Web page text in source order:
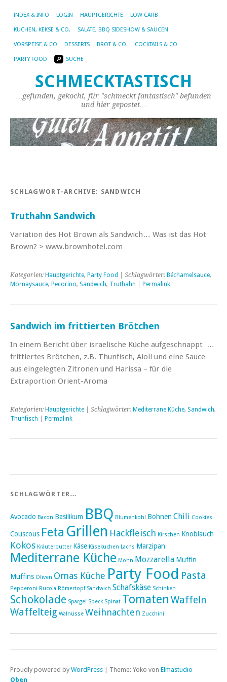
INDEX & INFO LOGIN HAUPTGERICHTE LOW CARB
KUCHEN, KEKSE & CO. SALATE, BBQ SIDESHOW & SAUCEN
VORSPEISE & CO DESSERTS BROT & CO. COCKTAILS & CO
PARTY FOOD SUCHE
SCHMECKTASTISCH
…gefunden, gekocht, für "schmeckt fantastisch" befunden
und hier gepostet…
SCHLAGWORT-ARCHIVE: SANDWICH
Truthahn Sandwich
Variation des Hot Brown als Sandwich… Was ist das Hot
Brown? > www.brownhotel.com
Kategorien: Hauptgerichte, Party Food | Schlagwörter: Béchamelsauce,
Mornaysauce, Pecorino, Sandwich, Truthahn Permalink
Sandwich im frittierten Brötchen
In einem Bericht über israelische Küche aufgeschnappt …
frittiertes Brötchen, z.B. Thunfisch, Aioli und eine Sauce
aus eingelegten Zitronen und Harissa – für die
Extraportion Orient-Aroma
Kategorien: Hauptgerichte | Schlagwörter: Mediterrane Küche, Sandwich,
Thunfisch
Permalink
SCHLAGWÖRTER…
Avocado Bacon Basilikum BBQ Blumenkohl Bohnen Chili Cookies
Couscous Feta Grillen Hackfleisch Kirschen Knoblauch
Kokos Kräuterbutter Käse Käsekuchen Lachs Marzipan
Mediterrane Küche Mohn Mozzarella Muffin
Muffins Oliven Omas Küche Party Food Pasta
Pepperoni Rucola Römertopf Sandwich Schafskäse Schinken
Schokolade Spargel Speck Spinat Tomaten Waffeln
Waffelteig Walnüsse Weihnachten Zucchini
Proudly powered by WordPress | Theme: Yoko von Elmastudio
Oben